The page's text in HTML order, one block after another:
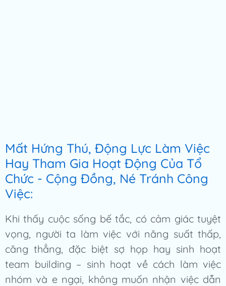
Mất Hứng Thú, Động Lực Làm Việc
Hay Tham Gia Hoạt Động Của Tổ
Chức - Cộng Đồng, Né Tránh Công
Việc:
Khi thấy cuộc sống bế tắc, có cảm giác tuyệt
vọng, người ta làm việc với năng suất thấp,
căng thẳng, đặc biệt sợ họp hay sinh hoạt
team building – sinh hoạt về cách làm việc
nhóm và e ngại, không muốn nhận việc dẫn